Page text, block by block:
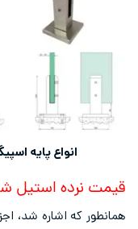
انواع پایه
قیمت نرده استیل
همانطور که اشاره شد،